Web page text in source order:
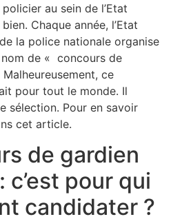
au sein de l’Etat
Chaque année, l’Etat
la police nationale organise
de « concours de
ce
pour tout le monde. Il
sélection. Pour en savoir
cet article.
de gardien
c’est pour qui
candidater ?